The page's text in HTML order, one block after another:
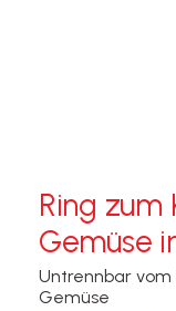
Ring zum
Gemüse
Untrennbar vom
Gemüse